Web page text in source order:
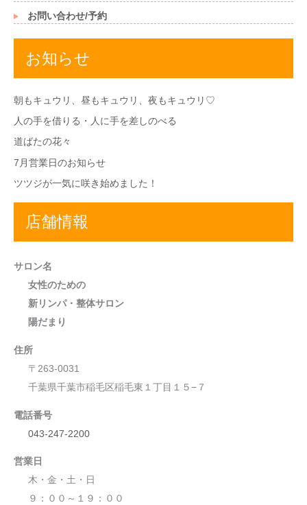
お問い合わせ/予約
お知らせ
朝もキュウリ、昼もキュウリ、夜もキュウリ♡
人の手を借りる・人に手を差しのべる
道ばたの花々
7月営業日のお知らせ
ツツジが一気に咲き始めました！
店舗情報
サロン名
女性のための
新リンパ・整体サロン
陽だまり
住所
〒263-0031
千葉県千葉市稲毛区稲毛東１丁目１５−７
電話番号
043-247-2200
営業日
木・金・土・日
９：００～１９：００